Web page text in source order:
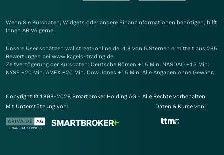
Wenn Sie Kursdaten, Widgets oder andere Finanzinformationen benötigen, hilft
Ihnen ARIVA gerne.
Unsere User schätzen wallstreet-online.de: 4.8 von 5 Sternen ermittelt aus 285
Bewertungen bei www.kagels-trading.de
Zeitverzögerung der Kursdaten: Deutsche Börsen +15 Min. NASDAQ +15 Min.
NYSE +20 Min. AMEX +20 Min. Dow Jones +15 Min. Alle Angaben ohne Gewähr.
Copyright © 1998-2026 Smartbroker Holding AG - Alle Rechte vorbehalten.
Mit Unterstützung von:
Daten & Kurse von: